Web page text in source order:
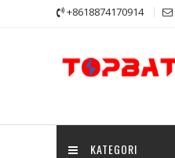
+8618874170914
KATEGORI